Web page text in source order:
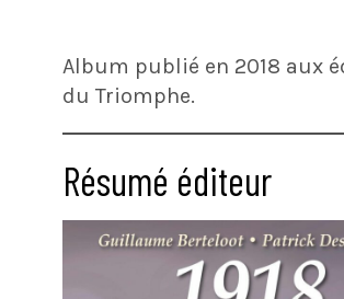
Album publié en 2018 aux
du Triomphe.
Résumé éditeur